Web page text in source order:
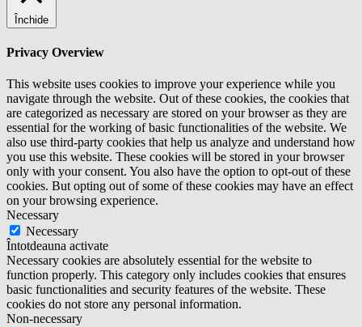
Închide
Privacy Overview
This website uses cookies to improve your experience while you
navigate through the website. Out of these cookies, the cookies that
are categorized as necessary are stored on your browser as they are
essential for the working of basic functionalities of the website. We
also use third-party cookies that help us analyze and understand how
you use this website. These cookies will be stored in your browser
only with your consent. You also have the option to opt-out of these
cookies. But opting out of some of these cookies may have an effect
on your browsing experience.
Necessary
Necessary
Întotdeauna activate
Necessary cookies are absolutely essential for the website to
function properly. This category only includes cookies that ensures
basic functionalities and security features of the website. These
cookies do not store any personal information.
Non-necessary